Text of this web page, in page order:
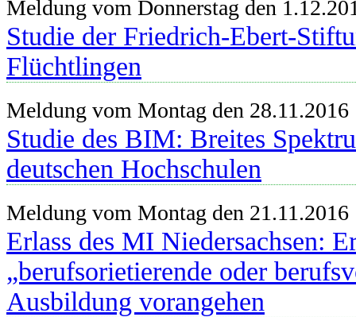
Meldung vom Donnerstag den
Studie der Friedrich-Ebert-
Flüchtlingen
Meldung vom Montag den 28.11.2016
Studie des BIM: Breites
deutschen Hochschulen
Meldung vom Montag den 21.11.2016
Erlass des MI Niedersachsen:
„berufsorietierende oder
Ausbildung vorangehen